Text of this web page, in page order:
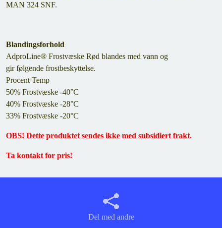
MAN 324 SNF.
Blandingsforhold
AdproLine® Frostvæske Rød blandes med vann og
gir følgende frostbeskyttelse.
Procent Temp
50% Frostvæske -40°C
40% Frostvæske -28°C
33% Frostvæske -20°C
OBS! Dette produktet sendes ikke med subsidiert frakt.
Ta kontakt for pris!
Del med andre